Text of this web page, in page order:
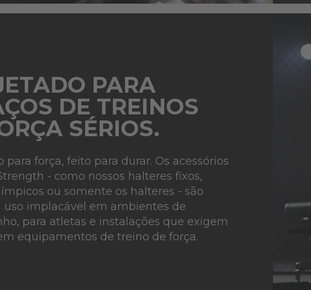
PARA
DE TREINOS
SÉRIOS.
para força, feito para durar. Os acessórios
- como nossos halteres fixos,
ou somente os halteres - são
uso implacável em ambientes de
para atletas e instalações que exigem
equipamentos de treino de força.